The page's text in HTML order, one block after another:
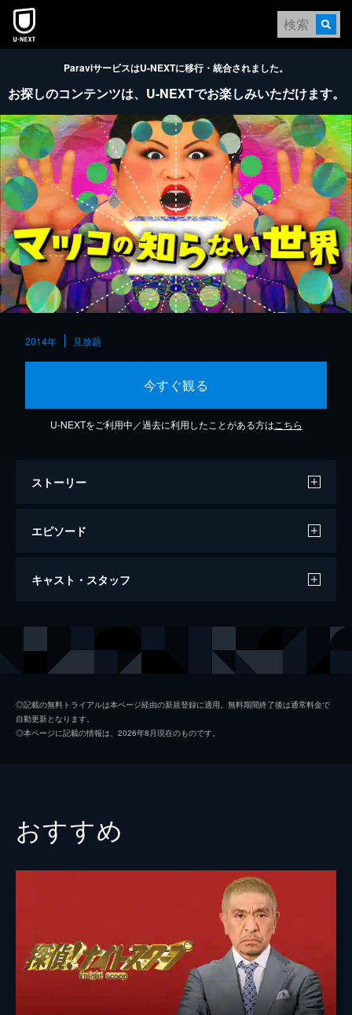
本文へスキップ
ParaviサービスはU-NEXTに移行・統合されました。
お探しのコンテンツは、 U-NEXTでお楽しみいただけます。
2014年 見放題
今すぐ観る
U-NEXTをご利用中／過去に利用したことがある方は こちら
ストーリー
エピソード
2022/8/9放送 #336 「冷奴の世界」
テまで20連発！※番組で取り扱った内容は
料理研究家の嫁&90歳舅コンビ再び！揚げ・
焼き・蒸し…明日作れる絶品ナス㊙レシピ！
ご飯進む最強おかず5選！※番組で取り扱った
市場600億円！最新ガチャ連発！「ガチャの
世界」！公衆電話・かき氷器…ユニークガチ
2023/9/5放送 #389 後編！「プリクラの世
カワイイの最前線！「プリクラの世界」！マ
ツコ感心！ミリ単位で調整！最新プリ
機/SNS時代の新常識！！動くプリが登場
キャスト・スタッフ
プロデューサー
◎記載の無料トライアルは本ページ経由の新規登録に適用。無料期間終了後は通常料金で
自動更新となります。
◎本ページに記載の情報は、2026年8月現在のものです。
おすすめ